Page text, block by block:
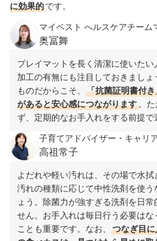
に効果的です。
マイベスト へルスケアチーム
奥冨舞
プレイマットを長く清潔に使いた
加工の有無にも注目しておきまし
ものだからこそ、
「抗菌証明書付
があると安心感につながります 。
ず、定期的なお手入れをする前提で
子育てアドバイザー・キャリ
高祖常子
よだれや軽い汚れは、その場で水拭
汚れの種類に応じて中性洗剤を使
ょう。除菌力が強すぎる洗剤を日
せん。お手入れは毎日行う必要は
ことも重要です。なお、
つなぎ目